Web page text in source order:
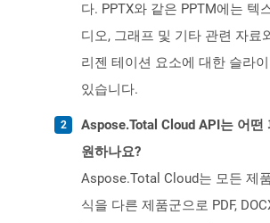
다. PPTX와 같은 PPTM에는 텍
디오, 그래프 및 기타 관련 자료
리젠 테이션 요소에 대한 슬라
있습니다.
Aspose.Total Cloud API는 어떤
원하나요?
Aspose.Total Cloud는 모든 제
식을 다른 제품군으로 PDF,